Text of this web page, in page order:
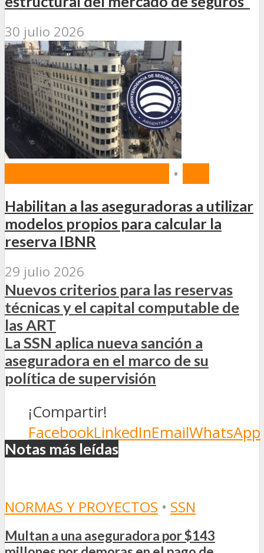
30 julio 2026
•
Habilitan a las aseguradoras a utilizar
modelos propios para calcular la
reserva IBNR
29 julio 2026
Nuevos criterios para las reservas
técnicas y el capital computable de
las ART
La SSN aplica nueva sanción a
aseguradora en el marco de su
política de supervisión
¡Compartir!
FacebookLinkedInEmailWhatsApp
Notas más leídas
NORMAS Y PROYECTOS • SSN
Multan a una aseguradora por $143